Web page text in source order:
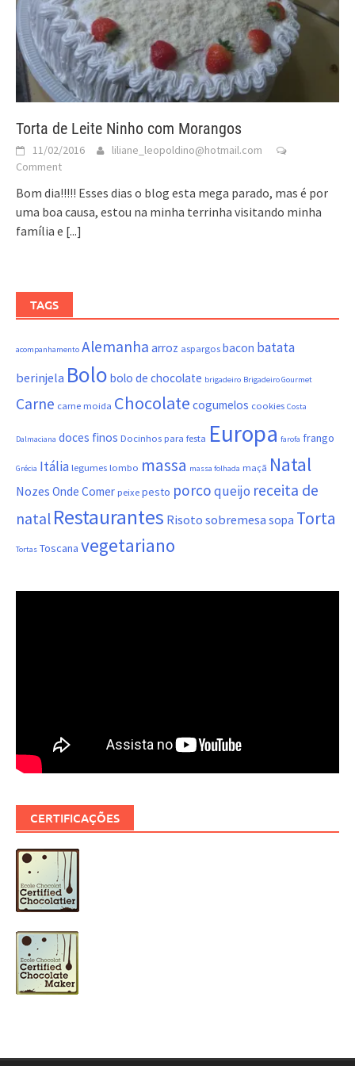
Torta de Leite Ninho com Morangos
11/02/2016
liliane_leopoldino@hotmail.com
Comment
Bom dia!!!!! Esses dias o blog esta mega parado, mas é por
uma boa causa, estou na minha terrinha visitando minha
família e [...]
TAGS
acompanhamento Alemanha arroz aspargos bacon batata
berinjela Bolo bolo de chocolate brigadeiro Brigadeiro Gourmet
Carne carne moida Chocolate cogumelos cookies Costa
Dalmaciana doces finos Docinhos para festa Europa farofa frango
Grécia Itália legumes lombo massa massa folhada maçã Natal
Nozes Onde Comer peixe pesto porcoqueijo receita de
natal Restaurantes Risoto sobremesa sopa Torta
Tortas Toscana vegetariano
CERTIFICAÇÕES